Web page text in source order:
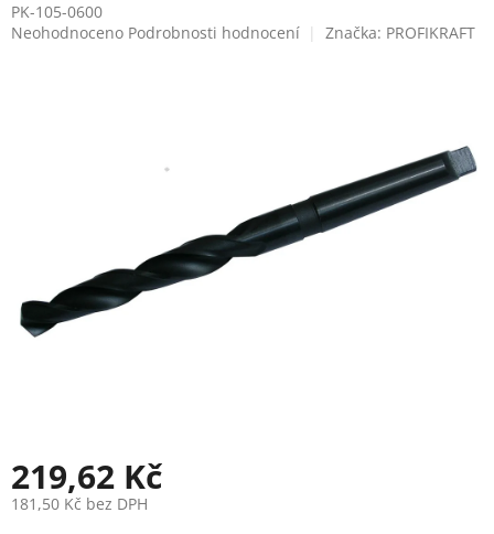
PK-105-0600
Průměrné
Neohodnoceno Podrobnosti hodnocení Značka: PROFIKRAFT
219,62 Kč
181,50 Kč bez DPH